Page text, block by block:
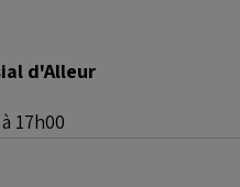
d'Alleur
17h00